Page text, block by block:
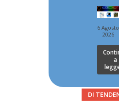
6 Agosto
2026
a
DI